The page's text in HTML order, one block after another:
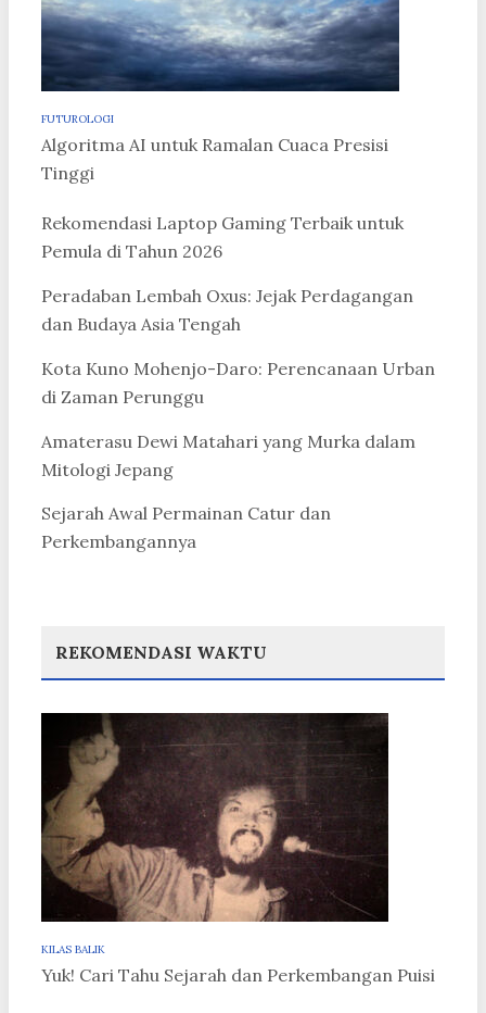
FUTUROLOGI
Algoritma AI untuk Ramalan Cuaca Presisi
Tinggi
Rekomendasi Laptop Gaming Terbaik untuk
Pemula di Tahun 2026
Peradaban Lembah Oxus: Jejak Perdagangan
dan Budaya Asia Tengah
Kota Kuno Mohenjo-Daro: Perencanaan Urban
di Zaman Perunggu
Amaterasu Dewi Matahari yang Murka dalam
Mitologi Jepang
Sejarah Awal Permainan Catur dan
Perkembangannya
REKOMENDASI WAKTU
KILAS BALIK
Yuk! Cari Tahu Sejarah dan Perkembangan Puisi